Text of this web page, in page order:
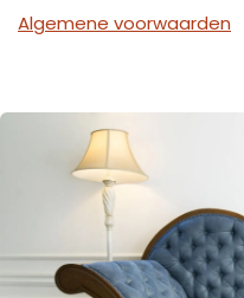
Algemene voorwaarden